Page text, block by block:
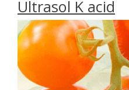
Ultrasol K acid